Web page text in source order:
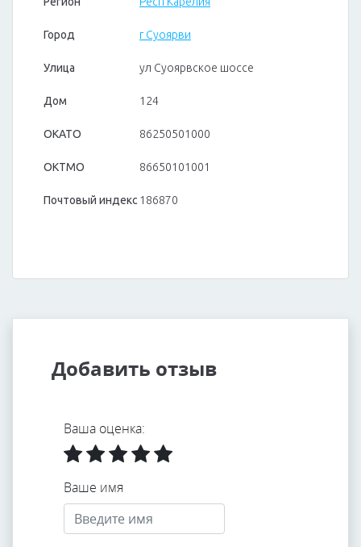
Город г Суоярви
Улица ул Суоярвское шоссе
Дом 124
ОКАТО 86250501000
ОКТМО 86650101001
Почтовый индекс186870
Добавить отзыв
Ваша оценка:
Ваше имя